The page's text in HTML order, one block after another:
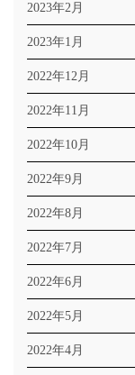
2023年2月
2023年1月
2022年12月
2022年11月
2022年10月
2022年9月
2022年8月
2022年7月
2022年6月
2022年5月
2022年4月